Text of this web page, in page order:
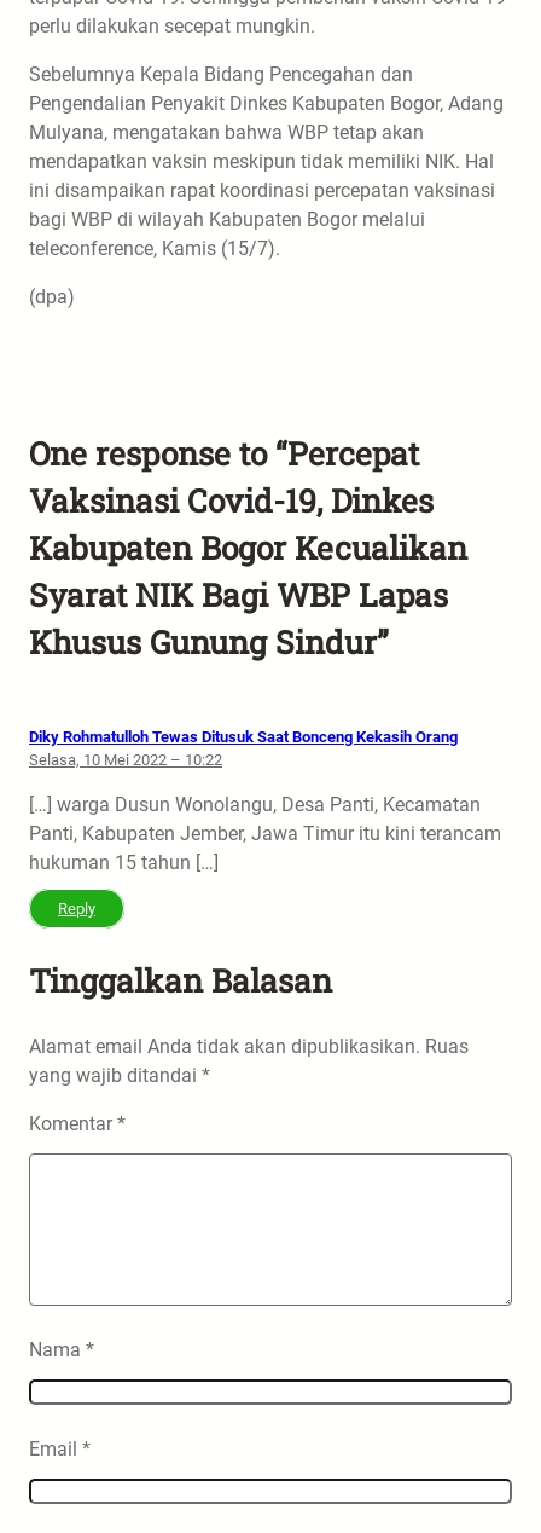
perlu dilakukan secepat mungkin.
Sebelumnya Kepala Bidang Pencegahan dan
Pengendalian Penyakit Dinkes Kabupaten Bogor, Adang
Mulyana, mengatakan bahwa WBP tetap akan
mendapatkan vaksin meskipun tidak memiliki NIK. Hal
ini disampaikan rapat koordinasi percepatan vaksinasi
bagi WBP di wilayah Kabupaten Bogor melalui
teleconference, Kamis (15/7).
(dpa)
One response to “Percepat
Vaksinasi Covid-19, Dinkes
Kabupaten Bogor Kecualikan
Syarat NIK Bagi WBP Lapas
Khusus Gunung Sindur”
Diky Rohmatulloh Tewas Ditusuk Saat Bonceng Kekasih Orang
Selasa, 10 Mei 2022 – 10:22
[…] warga Dusun Wonolangu, Desa Panti, Kecamatan
Panti, Kabupaten Jember, Jawa Timur itu kini terancam
hukuman 15 tahun […]
Reply
Tinggalkan Balasan
Alamat email Anda tidak akan dipublikasikan. Ruas
yang wajib ditandai *
Komentar*
Nama *
Email *